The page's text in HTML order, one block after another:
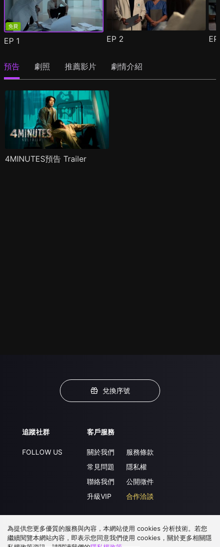
免費
EP 1 EP 2
預告 劇照 推薦影片 劇情介紹
4MINUTES預告 Trailer
兌換序號
追蹤社群
FOLLOW US
客戶服務
關於我們
常見問題
聯絡我們
升級VIP
服務條款
隱私權
公開徵件
合作洽談
下載 APP
為提供您更多優質的服務與內容，本網站使用 cookies 分析技術。若您
繼續閱覽本網站內容，即表示您同意我們使用 cookies，關於更多相關隱